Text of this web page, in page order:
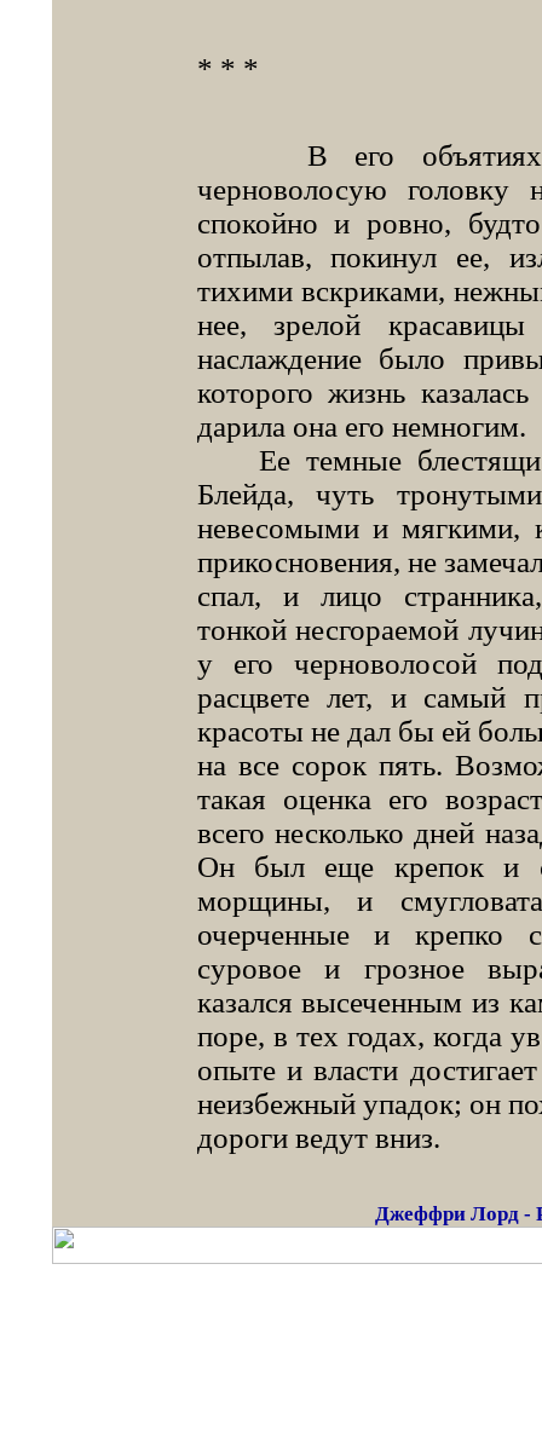
* * *
В его объятиях
черноволосую
спокойно и ровно,
отпылав, покинул ее,
тихими вскриками,
нее, зрелой
наслаждение было
которого жизнь
дарила она его немногим.
Ее темные
Блейда, чуть
невесомыми и мягкими,
прикосновения, не
спал, и лицо
тонкой несгораемой
у его черноволосой
расцвете лет, и самый
красоты не дал бы ей
на все сорок пять.
такая оценка его
всего несколько дней
Он был еще крепок и
морщины, и
очерченные и крепко
суровое и грозное
казался высеченным из
поре, в тех годах, когда
опыте и власти
неизбежный упадок; он
дороги ведут вниз.
Джеффри Лорд -